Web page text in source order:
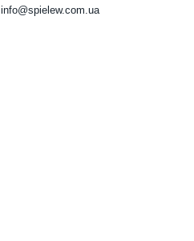
info@spielew.com.ua